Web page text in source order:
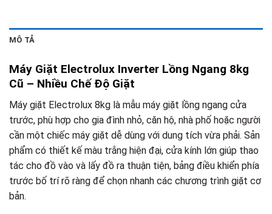
MÔ TẢ
Máy Giặt Electrolux Inverter Lồng Ngang 8kg
Cũ – Nhiều Chế Độ Giặt
Máy giặt Electrolux 8kg là mẫu máy giặt lồng ngang cửa
trước, phù hợp cho gia đình nhỏ, căn hộ, nhà phố hoặc người
cần một chiếc máy giặt dễ dùng với dung tích vừa phải. Sản
phẩm có thiết kế màu trắng hiện đại, cửa kính lớn giúp thao
tác cho đồ vào và lấy đồ ra thuận tiện, bảng điều khiển phía
trước bố trí rõ ràng để chọn nhanh các chương trình giặt cơ
bản.